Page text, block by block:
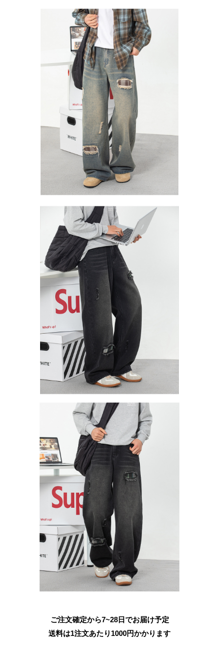
ご注文確定から7~28日でお届け予定
送料は1注文あたり 1000円かかります